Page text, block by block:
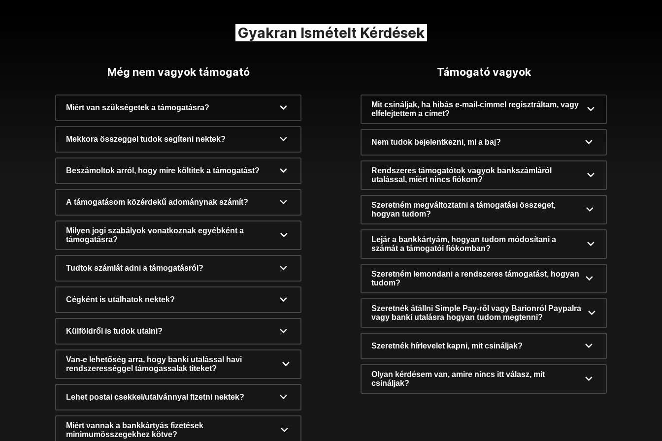
Gyakran Ismételt Kérdések
Még nem vagyok támogató
Miért van szükségetek a támogatásra?
Mekkora összeggel tudok segíteni nektek?
Beszámoltok arról, hogy mire költitek a támogatást?
A támogatásom közérdekű adománynak számít?
Milyen jogi szabályok vonatkoznak egyébként a
támogatásra?
Tudtok számlát adni a támogatásról?
Cégként is utalhatok nektek?
Külföldről is tudok utalni?
Van-e lehetőség arra, hogy banki utalással havi
rendszerességgel támogassalak titeket?
Lehet postai csekkel/utalvánnyal fizetni nektek?
Miért vannak a bankkártyás fizetések
minimumösszegekhez kötve?
Támogató vagyok
Mit csináljak, ha hibás e-mail-címmel regisztráltam, vagy
elfelejtettem a címet?
Nem tudok bejelentkezni, mi a baj?
Rendszeres támogatótok vagyok bankszámláról
utalással, miért nincs fiókom?
Szeretném megváltoztatni a támogatási összeget,
hogyan tudom?
Lejár a bankkártyám, hogyan tudom módosítani a
számát a támogatói fiókomban?
Szeretném lemondani a rendszeres támogatást, hogyan
tudom?
Szeretnék átállni Simple Pay-ről vagy Barionról Paypalra
vagy banki utalásra hogyan tudom megtenni?
Szeretnék hírlevelet kapni, mit csináljak?
Olyan kérdésem van, amire nincs itt válasz, mit
csináljak?